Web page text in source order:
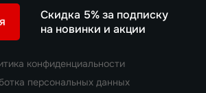
Скидка 5% за подписку
на новинки и акции
конфиденциальности
персональных данных